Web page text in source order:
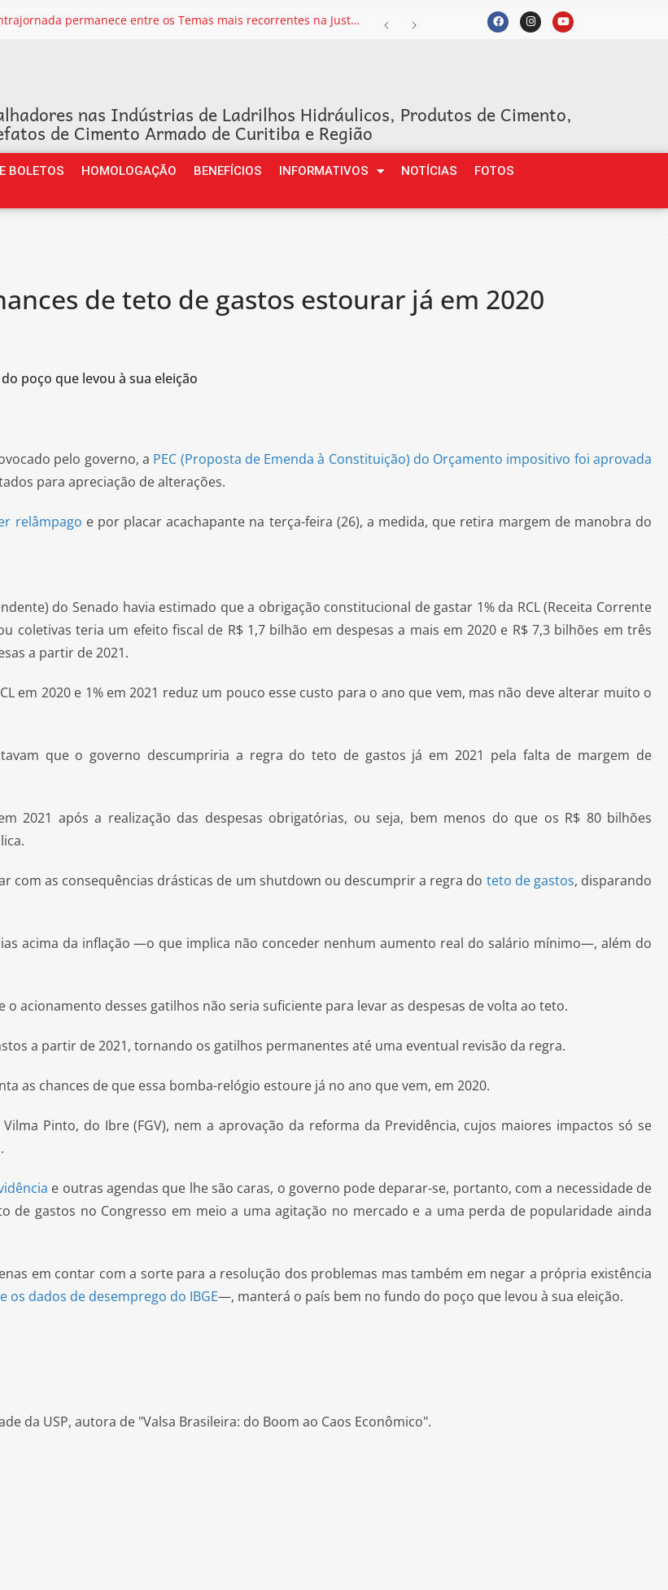
Intervalo intrajornada permanece entre os Temas mais recorrentes na Justiça do Trabalho e exige atenção das empresas
nas Indústrias de Ladrilhos Hidráulicos, Produtos de Cimento,
de Cimento Armado de Curitiba e Região
BOLETOS HOMOLOGAÇÃO BENEFÍCIOS INFORMATIVOS NOTÍCIAS
FOTOS
de teto de gastos estourar já em 2020
poço que levou à sua eleição
pelo governo, a PEC (Proposta de Emenda à Constituição) do Orçamento impositivo foi aprovada
para apreciação de alterações.
relâmpago e por placar acachapante na terça-feira (26), a medida, que retira margem de manobra do
do Senado havia estimado que a obrigação constitucional de gastar 1% da RCL (Receita Corrente
coletivas teria um efeito fiscal de R$ 1,7 bilhão em despesas a mais em 2020 e R$ 7,3 bilhões em três
a partir de 2021.
em 2020 e 1% em 2021 reduz um pouco esse custo para o ano que vem, mas não deve alterar muito o
que o governo descumpriria a regra do teto de gastos já em 2021 pela falta de margem de
2021 após a realização das despesas obrigatórias, ou seja, bem menos do que os R$ 80 bilhões
com as consequências drásticas de um shutdown ou descumprir a regra do teto de gastos, disparando
acima da inflação —o que implica não conceder nenhum aumento real do salário mínimo—, além do
acionamento desses gatilhos não seria suficiente para levar as despesas de volta ao teto.
a partir de 2021, tornando os gatilhos permanentes até uma eventual revisão da regra.
as chances de que essa bomba-relógio estoure já no ano que vem, em 2020.
Pinto, do Ibre (FGV), nem a aprovação da reforma da Previdência, cujos maiores impactos só se
e outras agendas que lhe são caras, o governo pode deparar-se, portanto, com a necessidade de
de gastos no Congresso em meio a uma agitação no mercado e a uma perda de popularidade ainda
em contar com a sorte para a resolução dos problemas mas também em negar a própria existência
os dados de desemprego do IBGE—, manterá o país bem no fundo do poço que levou à sua eleição.
da USP, autora de "Valsa Brasileira: do Boom ao Caos Econômico".